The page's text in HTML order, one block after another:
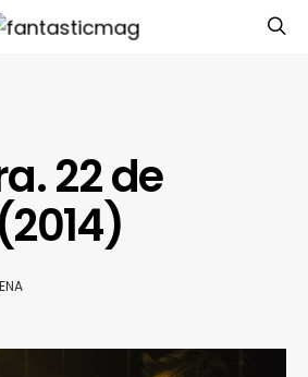
22 de